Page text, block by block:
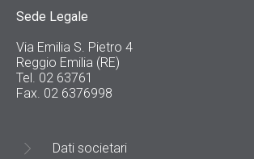
Sede Legale
Via Emilia S. Pietro 4
Reggio Emilia (RE)
Tel. 02 63761
Fax. 02 6376998
Dati societari